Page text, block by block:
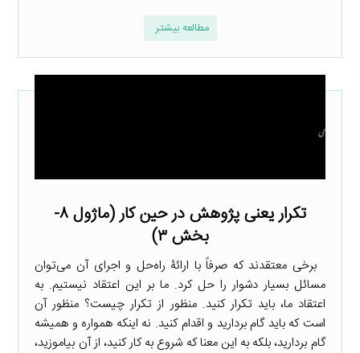
مطالعه بیشتر
تکرار یعنی پژوهش در حین کار (ماژول ۸-
بخش ۳)
برخی معتقدند که صرفاً با ارائۀ راه‌حل و اجرای آن می‌توان
مسائل بسیار دشوار را حل کرد. ما بر این اعتقاد نیستیم. به
اعتقاد ما، باید تکرار کنید. منظور از تکرار چیست؟ منظور آن
است که باید گام بردارید و اقدام کنید. نه اینکه همواره و همیشه
گام بردارید، بلکه به این معنا که شروع به کار کنید، از آن بیاموزید،